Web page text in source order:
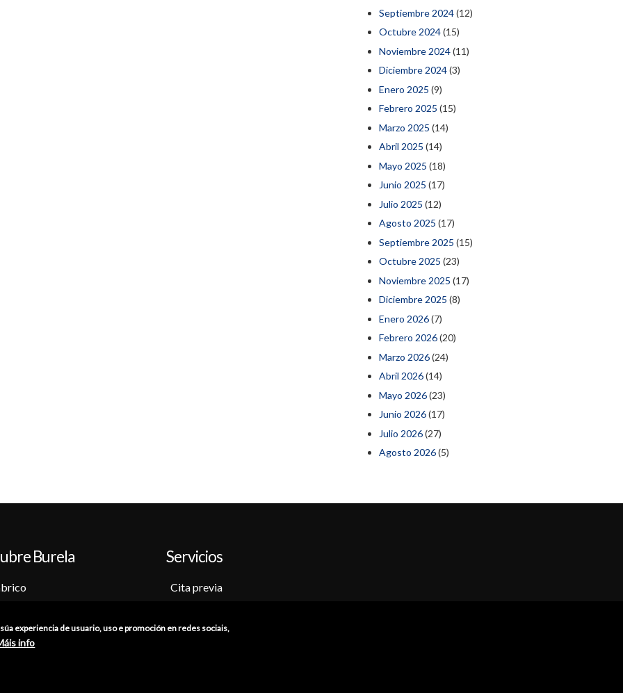
Septiembre 2024(12)
Octubre 2024(15)
Noviembre 2024(11)
Diciembre 2024(3)
Enero 2025 (9)
Febrero 2025 (15)
Marzo 2025 (14)
Abril 2025 (14)
Mayo 2025 (18)
Junio 2025 (17)
Julio 2025 (12)
Agosto 2025 (17)
Septiembre 2025 (15)
Octubre 2025 (23)
Noviembre 2025 (17)
Diciembre 2025 (8)
Enero 2026(7)
Febrero 2026(20)
Marzo 2026(24)
Abril 2026(14)
Mayo 2026(23)
Junio 2026(17)
Julio 2026(27)
Agosto 2026(5)
Burela Servicios
Cita previa
Catálogo de trámites
experiencia de usuario, uso e promoción en redes sociais,
info